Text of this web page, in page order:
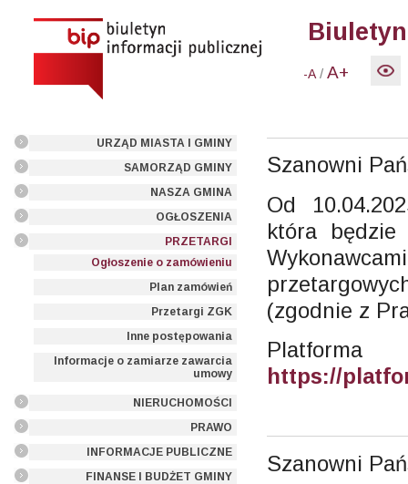
-A /A+
URZĄD MIASTA I GMINY
SAMORZĄD GMINY
NASZA GMINA
OGŁOSZENIA
PRZETARGI
Ogłoszenie o zamówieniu
Plan zamówień
Przetargi ZGK
Inne postępowania
Informacje o zamiarze zawarcia
umowy
NIERUCHOMOŚCI
PRAWO
INFORMACJE PUBLICZNE
FINANSE I BUDŻET GMINY
Szanowni
Od
która będzie
(zgodnie z
https://
Szanowni